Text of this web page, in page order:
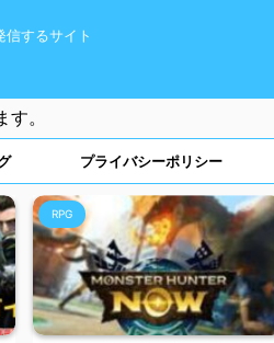
信するサイト
。
プライバシーポリシー
RPG